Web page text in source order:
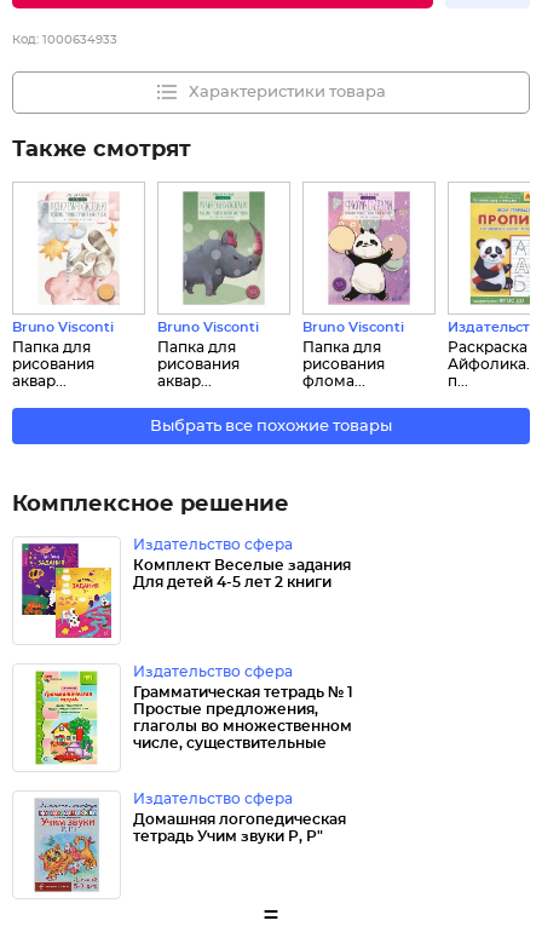
Код: 1000634933
Характеристики товара
Также смотрят
Bruno Visconti
Папка для
рисования
аквар...
Bruno Visconti
Папка для
рисования
аквар...
Bruno Visconti
Папка для
рисования
флома...
Раскраска
Айфолика.
п...
Выбрать все похожие товары
Комплексное решение
Издательство сфера
Комплект Веселые задания
Для детей 4-5 лет 2 книги
Издательство сфера
Грамматическая тетрадь № 1
Простые предложения,
глаголы во множественном
числе, существительные
Издательство сфера
Домашняя логопедическая
тетрадь Учим звуки Р, Р"
=